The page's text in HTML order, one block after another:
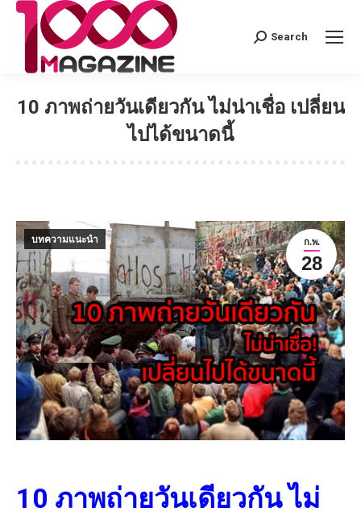
Search:
Search
10 ภาพถ่ายวันเดียวกัน ไม่น่าเชื่อ เปลี่ยน
ไปได้ขนาดนี้
ก.พ.
28
บทความแนะนำ
10 ภาพถ่ายวันเดียวกัน ไม่